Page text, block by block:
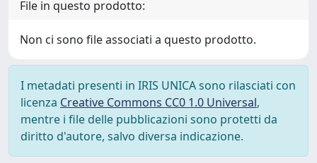
File in questo prodotto:
Non ci sono file associati a questo prodotto.
I metadati presenti in IRIS UNICA sono rilasciati con
licenza Creative Commons CC0 1.0 Universal,
mentre i file delle pubblicazioni sono protetti da
diritto d'autore, salvo diversa indicazione.